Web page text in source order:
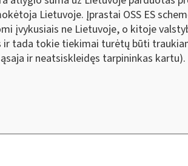
Lietuvoje. Įprastai OSS ES
įvykusiais ne Lietuvoje, o kitoje
ir tada tokie tiekimai turėtų būti
ir neatsiskleidęs tarpininkas kartu).